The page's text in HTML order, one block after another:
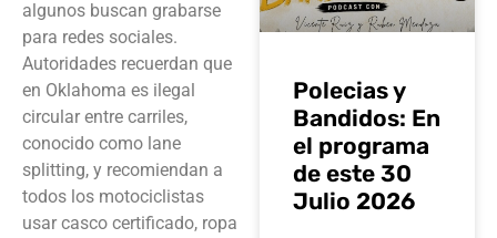
algunos buscan grabarse
para redes sociales.
Autoridades recuerdan que
en Oklahoma es ilegal
circular entre carriles,
conocido como lane
splitting, y recomiendan a
todos los motociclistas
usar casco certificado, ropa
Polecias y
Bandidos: En
el programa
de este 30
Julio 2026